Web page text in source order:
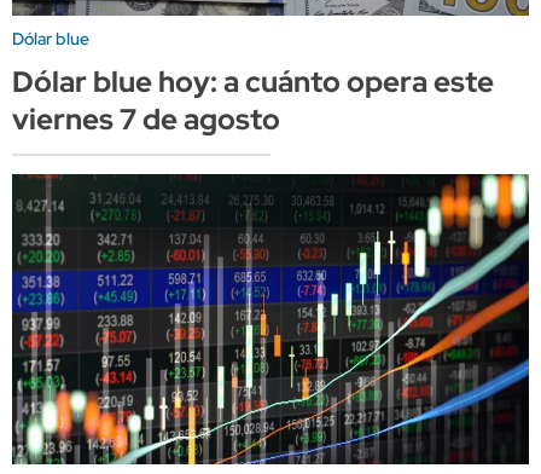
Dólar blue
Dólar blue hoy: a cuánto opera este
viernes 7 de agosto